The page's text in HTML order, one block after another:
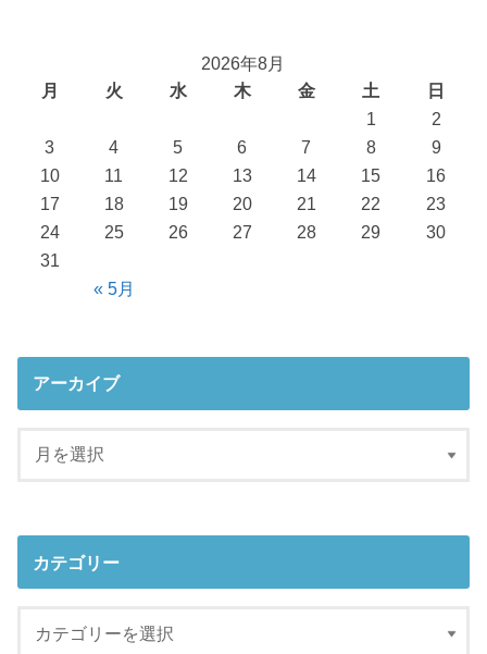
2026年8月
月
火 水 木 金 土 日
« 5月
1
2
3
4 5 6 7 8
9
10
11 12 13 14 15
16
17
18 19 20 21 22
23
24
25 26 27 28 29
30
31
アーカイブ
カテゴリー